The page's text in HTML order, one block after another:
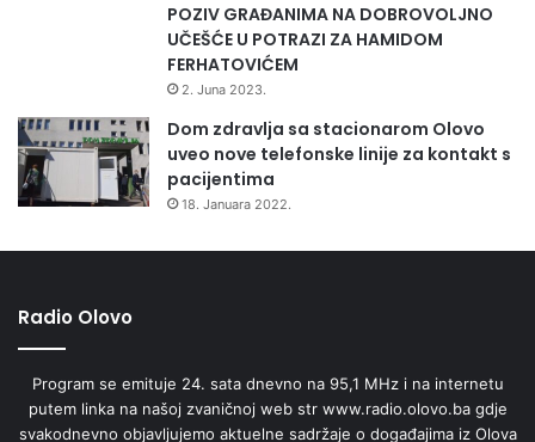
POZIV GRAĐANIMA NA DOBROVOLJNO
UČEŠĆE U POTRAZI ZA HAMIDOM
FERHATOVIĆEM
2. Juna 2023.
Dom zdravlja sa stacionarom Olovo
uveo nove telefonske linije za kontakt s
pacijentima
18. Januara 2022.
Radio Olovo
Program se emituje 24. sata dnevno na 95,1 MHz i na internetu
putem linka na našoj zvaničnoj web str www.radio.olovo.ba gdje
svakodnevno objavljujemo aktuelne sadržaje o događajima iz Olova